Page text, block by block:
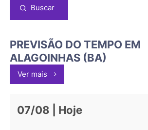
Buscar
PREVISÃO DO TEMPO EM
ALAGOINHAS (BA)
Ver mais
07/08 | Hoje